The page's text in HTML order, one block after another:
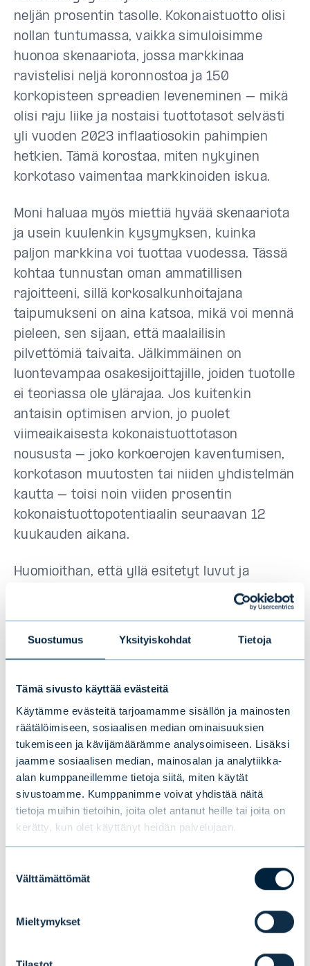
Suostumus Yksityiskohdat Tietoja
Tämä sivusto käyttää evästeitä
Käytämme evästeitä tarjoamamme sisällön ja mainosten
räätälöimiseen, sosiaalisen median ominaisuuksien
tukemiseen ja kävijämäärämme analysoimiseen. Lisäksi
jaamme sosiaalisen median, mainosalan ja analytiikka-
alan kumppaneillemme tietoja siitä, miten käytät
sivustoamme. Kumppanimme voivat yhdistää näitä
tietoja muihin tietoihin, joita olet antanut heille tai joita on
kerätty, kun olet käyttänyt heidän palvelujaan.
valinta
Välttämättömät
Mieltymykset
neljän prosentin tasolle. Kokonaistuotto olisi
nollan tuntumassa, vaikka simuloisimme
huonoa skenaariota, jossa markkinaa
ravistelisi neljä koronnostoa ja 150
korkopisteen spreadien leveneminen – mikä
olisi raju liike ja nostaisi tuottotasot selvästi
yli vuoden 2023 inflaatiosokin pahimpien
hetkien. Tämä korostaa, miten nykyinen
korkotaso vaimentaa markkinoiden iskua.
Moni haluaa myös miettiä hyvää skenaariota
ja usein kuulenkin kysymyksen, kuinka
paljon markkina voi tuottaa vuodessa. Tässä
kohtaa tunnustan oman ammatillisen
rajoitteeni, sillä korkosalkunhoitajana
taipumukseni on aina katsoa, mikä voi mennä
pieleen, sen sijaan, että maalailisin
pilvettömiä taivaita. Jälkimmäinen on
luontevampaa osakesijoittajille, joiden tuotolle
ei teoriassa ole ylärajaa. Jos kuitenkin
antaisin optimisen arvion, jo puolet
viimeaikaisesta kokonaistuottotason
noususta – joko korkoerojen kaventumisen,
korkotason muutosten tai niiden yhdistelmän
kautta – toisi noin viiden prosentin
kokonaistuottopotentiaalin seuraavan 12
kuukauden aikana.
Huomioithan, että yllä esitetyt luvut ja
skenaariot ovat puhtaasti hypoteettisia
kuvauksia, jotka on johdettu nykyisestä
tulevista tuotoista. Tekstiä ei tule tulkita
sijoitussuositukseksi.
Pohjoismainen resilienssi ja
pitkän aikavälin näkemys
Vaikka Euroopan korkomarkkinat kokivat
kovaa volatiliteettia, pohjoismainen
tyynenä. Tämä johtuu pitkälti
asemasta pohjoismaisella markkinalla. Vaikka